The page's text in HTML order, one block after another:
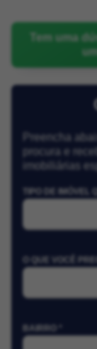
Tem uma
Preencha
procura e
imobiliárias
TIPO DE IMÓVEL
O QUE VOCÊ
BAIRRO *